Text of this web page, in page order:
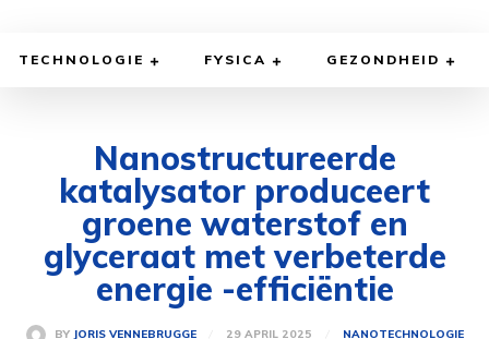
TECHNOLOGIE FYSICA GEZONDHEID
Nanostructureerde
katalysator produceert
groene waterstof en
glyceraat met verbeterde
energie -efficiëntie
BY JORIS VENNEBRUGGE 29 APRIL 2025 NANOTECHNOLOGIE